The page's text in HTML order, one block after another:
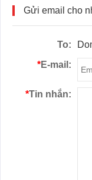
Gửi email cho
To:
*E-mail:
*Tin nhắn: